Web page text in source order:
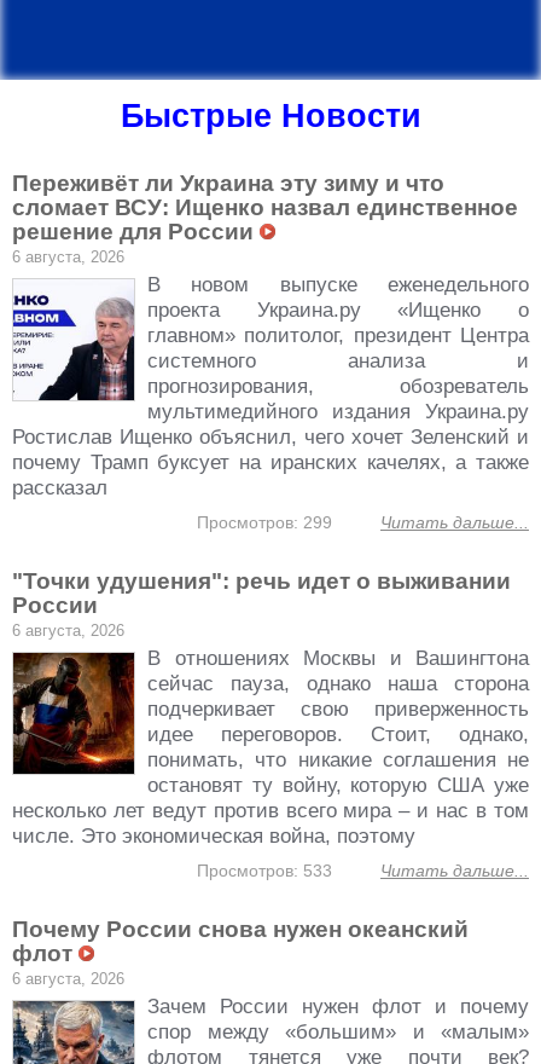
Быстрые Новости
Переживёт ли Украина эту зиму и что
сломает ВСУ: Ищенко назвал единственное
решение для России
6 августа, 2026
В новом выпуске еженедельного
проекта Украина.ру «Ищенко о
главном» политолог, президент Центра
системного анализа и
прогнозирования, обозреватель
мультимедийного издания Украина.ру
Ростислав Ищенко объяснил, чего хочет Зеленский и
почему Трамп буксует на иранских качелях, а также
рассказал
Читать дальше...
Просмотров: 299
"Точки удушения": речь идет о выживании
России
6 августа, 2026
В отношениях Москвы и Вашингтона
сейчас пауза, однако наша сторона
подчеркивает свою приверженность
идее переговоров. Стоит, однако,
понимать, что никакие соглашения не
остановят ту войну, которую США уже
несколько лет ведут против всего мира – и нас в том
числе. Это экономическая война, поэтому
Читать дальше...
Просмотров: 533
Почему России снова нужен океанский
флот
6 августа, 2026
Зачем России нужен флот и почему
спор между «большим» и «малым»
флотом тянется уже почти век?